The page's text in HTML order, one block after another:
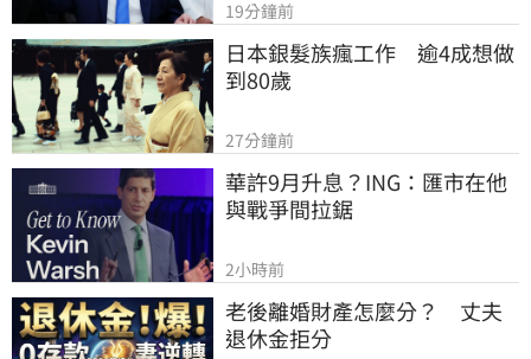
19分鐘前
日本銀髮族瘋工作　逾4成想做
到80歲
27分鐘前
華許9月升息？ING：匯市在他
與戰爭間拉鋸
2小時前
老後離婚財產怎麼分？　丈夫
退休金拒分